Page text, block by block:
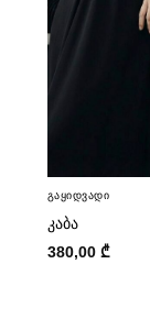
Გაყიდვადი
ᲙᲐᲑᲐ
380,00 ₾